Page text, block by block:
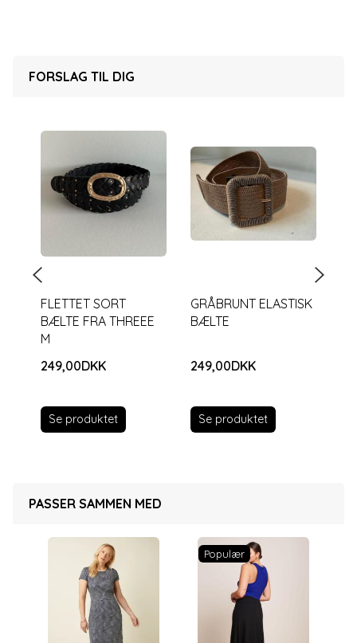
FORSLAG TIL DIG
FLETTET SORT
BÆLTE FRA THREEE
M
249,00DKK
Se produktet
GRÅBRUNT ELASTISK
BÆLTE
249,00DKK
Se produktet
PASSER SAMMEN MED
Populær